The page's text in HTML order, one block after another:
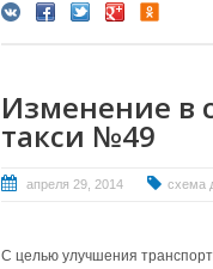
Изменение в
такси №49
апреля 29, 2014 схема
С целью улучшения